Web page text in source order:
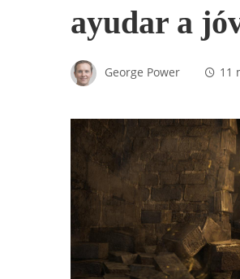
ayudar a
George Power 11